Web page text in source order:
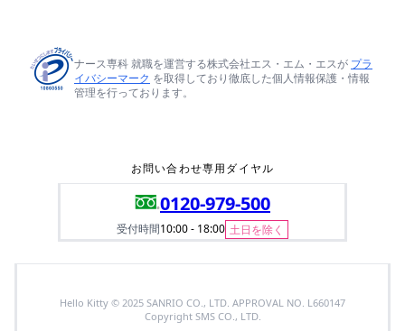
ナース専科 就職を運営する株式会社エス・エム・エスが プラ
イバシーマーク を取得しており徹底した個人情報保護・情報
管理を行っております。
お問い合わせ専用ダイヤル
0120-979-500
受付時間10:00 - 18:00 土日を除く
Hello Kitty © 2025 SANRIO CO., LTD. APPROVAL NO. L660147
Copyright SMS CO., LTD.